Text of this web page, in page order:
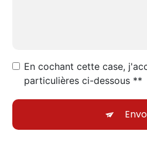
En cochant cette case,
particulières ci-dessous **